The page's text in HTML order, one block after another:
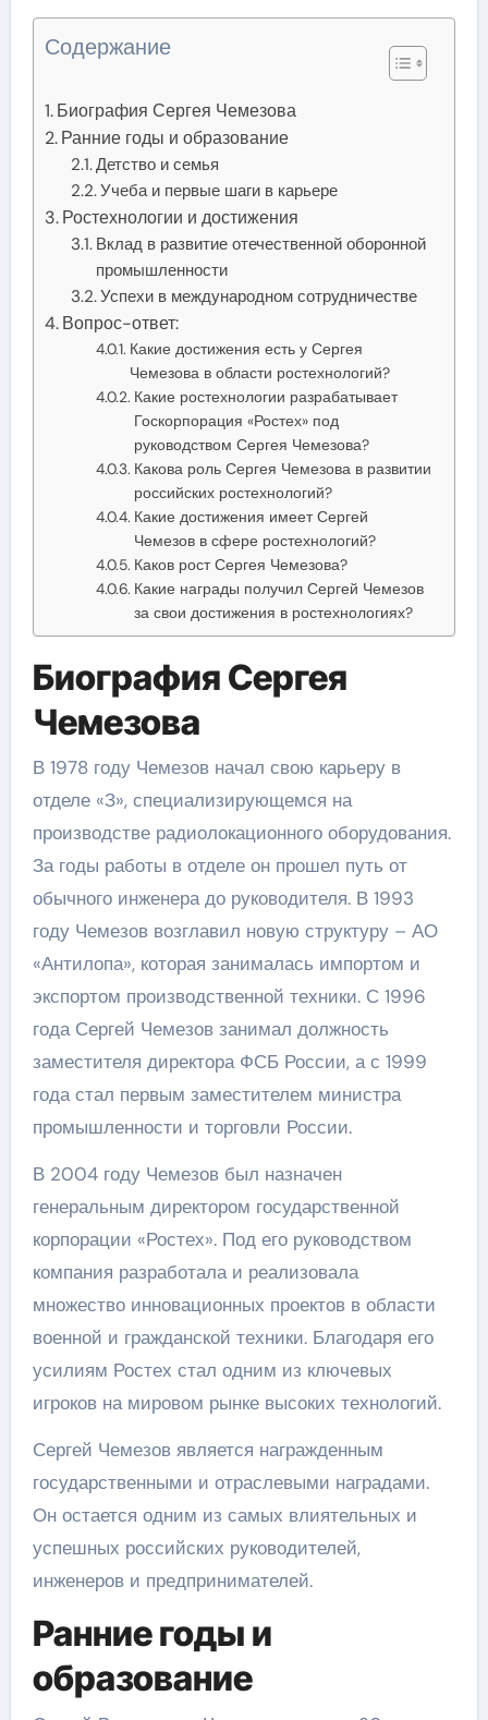
Содержание
Биография Сергея Чемезова
Ранние годы и образование
Детство и семья
Учеба и первые шаги в карьере
Ростехнологии и достижения
Вклад в развитие отечественной оборонной
промышленности
Успехи в международном сотрудничестве
Вопрос-ответ:
Какие достижения есть у Сергея
Чемезова в области ростехнологий?
Какие ростехнологии разрабатывает
Госкорпорация «Ростех» под
руководством Сергея Чемезова?
Какова роль Сергея Чемезова в развитии
российских ростехнологий?
Какие достижения имеет Сергей
Чемезов в сфере ростехнологий?
Каков рост Сергея Чемезова?
Какие награды получил Сергей Чемезов
за свои достижения в ростехнологиях?
Биография Сергея
Чемезова
В 1978 году Чемезов начал свою карьеру в
отделе «З», специализирующемся на
производстве радиолокационного оборудования.
За годы работы в отделе он прошел путь от
обычного инженера до руководителя. В 1993
году Чемезов возглавил новую структуру – АО
«Антилопа», которая занималась импортом и
экспортом производственной техники. С 1996
года Сергей Чемезов занимал должность
заместителя директора ФСБ России, а с 1999
года стал первым заместителем министра
промышленности и торговли России.
В 2004 году Чемезов был назначен
генеральным директором государственной
корпорации «Ростех». Под его руководством
компания разработала и реализовала
множество инновационных проектов в области
военной и гражданской техники. Благодаря его
усилиям Ростех стал одним из ключевых
игроков на мировом рынке высоких технологий.
Сергей Чемезов является награжденным
государственными и отраслевыми наградами.
Он остается одним из самых влиятельных и
успешных российских руководителей,
инженеров и предпринимателей.
Ранние годы и
образование